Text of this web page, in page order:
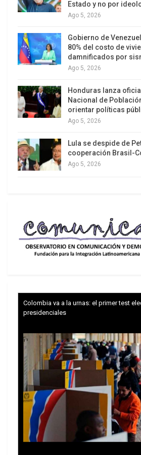
sobre la resistencia a los
ver con la cooperación
enviar un satélite
espacio en 2020. México
realización de un Foro Ministerial
creación de un órgano de
Premio Celac contra la
además de la concertación
intervenciones conjuntas en los
multilaterales.
intrarregionales de acuerdo a
Estados Unidos, de
de programas económicos y
del capital trasnacional, y en
sublevación contra las medidas
rescate de la Celac reabre la
y actuar juntos a los países
caribeños, en un foro donde no
Estado y no por
Ago 5, 2026
Gobierno de
80% del costo de
damnificados por
Ago 5, 2026
Honduras lanza
Nacional de
orientar políticas
Ago 5, 2026
Lula se despide de
cooperación Brasil-
Ago 5, 2026
Colombia va a la urnas: el primer test
presidenciales